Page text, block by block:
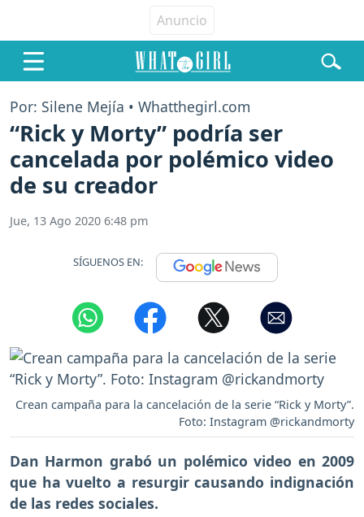
Por: Silene Mejía • Whatthegirl.com
“Rick y Morty” podría ser
cancelada por polémico video
de su creador
Jue, 13 Ago 2020 6:48 pm
SÍGUENOS EN:
Crean campaña para la cancelación de la serie “Rick y Morty”.
Foto: Instagram @rickandmorty
Dan Harmon grabó un polémico video en 2009
que ha vuelto a resurgir causando indignación
de las redes sociales.